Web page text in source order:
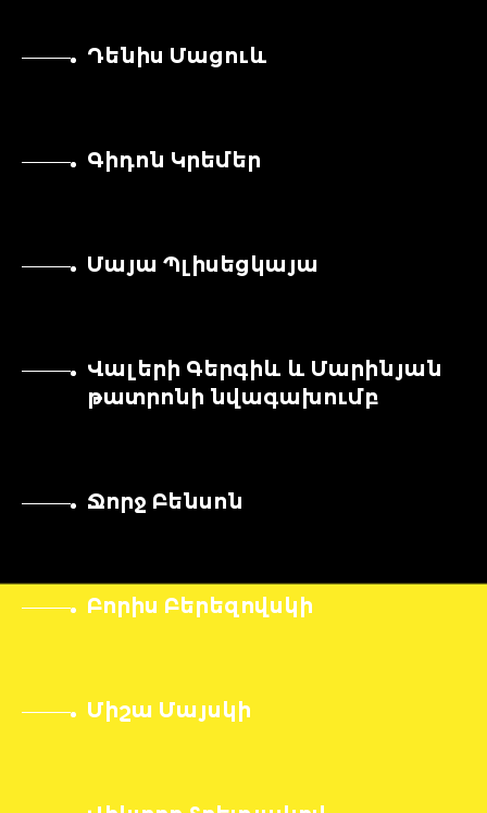
Դենիս Մացուև
Գիդոն Կրեմեր
Մայա Պլիսեցկայա
Վալերի Գերգիև և Մարինյան
թատրոնի նվագախումբ
Ջորջ Բենսոն
Բորիս Բերեզովսկի
Միշա Մայսկի